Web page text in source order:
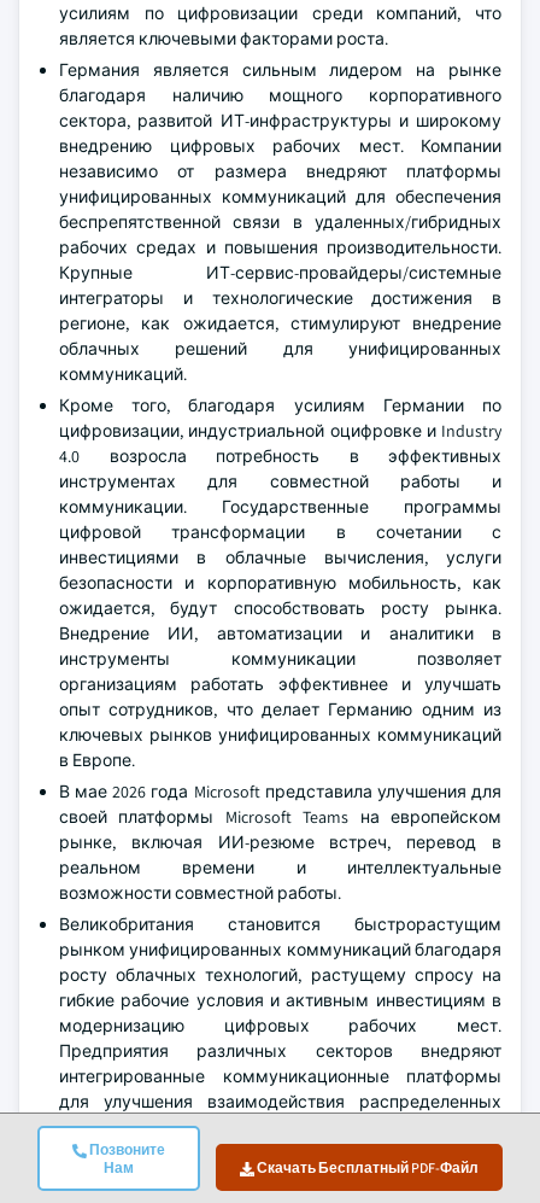
Позвоните
Нам
Скачать Бесплатный PDF-Файл
усилиям по цифровизации среди компаний, что
является ключевыми факторами роста.
Германия является сильным лидером на рынке
благодаря наличию мощного корпоративного
сектора, развитой ИТ-инфраструктуры и широкому
внедрению цифровых рабочих мест. Компании
независимо от размера внедряют платформы
унифицированных коммуникаций для обеспечения
беспрепятственной связи в удаленных/гибридных
рабочих средах и повышения производительности.
Крупные ИТ-сервис-провайдеры/системные
интеграторы и технологические достижения в
регионе, как ожидается, стимулируют внедрение
облачных решений для унифицированных
коммуникаций.
Кроме того, благодаря усилиям Германии по
цифровизации, индустриальной оцифровке и Industry
4.0 возросла потребность в эффективных
инструментах для совместной работы и
коммуникации. Государственные программы
цифровой трансформации в сочетании с
инвестициями в облачные вычисления, услуги
безопасности и корпоративную мобильность, как
ожидается, будут способствовать росту рынка.
Внедрение ИИ, автоматизации и аналитики в
инструменты коммуникации позволяет
организациям работать эффективнее и улучшать
опыт сотрудников, что делает Германию одним из
ключевых рынков унифицированных коммуникаций
в Европе.
В мае 2026 года Microsoft представила улучшения для
своей платформы Microsoft Teams на европейском
рынке, включая ИИ-резюме встреч, перевод в
реальном времени и интеллектуальные
возможности совместной работы.
Великобритания становится быстрорастущим
рынком унифицированных коммуникаций благодаря
росту облачных технологий, растущему спросу на
гибкие рабочие условия и активным инвестициям в
модернизацию цифровых рабочих мест.
Предприятия различных секторов внедряют
интегрированные коммуникационные платформы
для улучшения взаимодействия распределенных
команд, снижения операционных затрат и
повышения качества обслуживания клиентов.
Быстрое внедрение облачных решений UCaaS